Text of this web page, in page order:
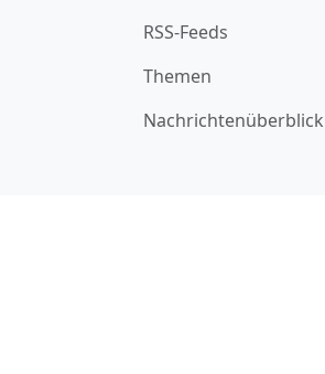
RSS-Feeds
Themen
Nachrichtenüberblick